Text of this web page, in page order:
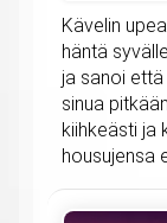
Kävelin
häntä
ja sanoi että
sinua
kiihkeästi ja
housujensa